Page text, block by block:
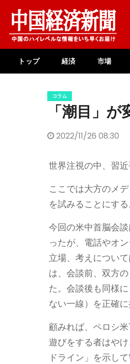
content
トップ 経済 市場
コラム
「潮目」
2022/11/26 08:30
世界注視の中、習
ここでは大方のメ
を試みることにす
今回の米中首脳会
ったが、電話やオ
立場、考えについ
は、会談前、双方
た。会談後も同様
ない一線）を正確
顧みれば、ペロシ
遊びをする者はや
ドライン」を示し